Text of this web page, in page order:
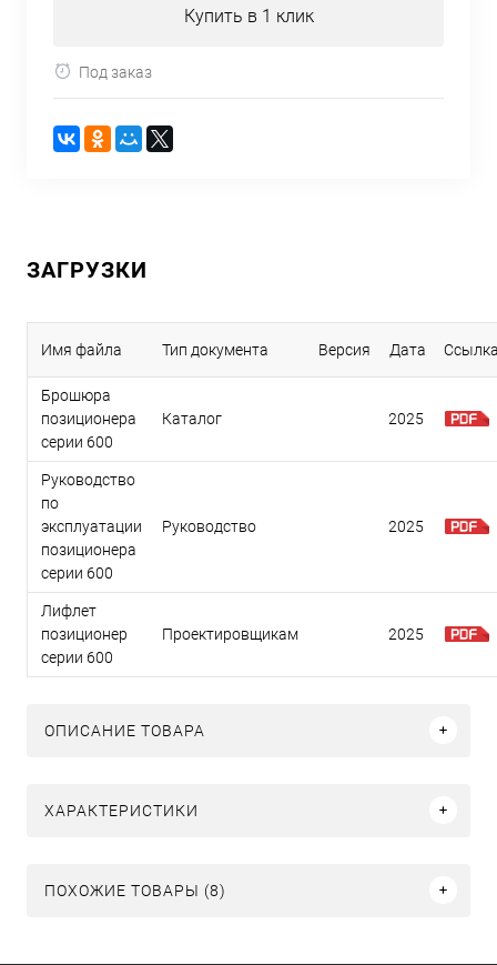
Купить в 1 клик
Под заказ
ЗАГРУЗКИ
Имя файла Тип документа Версия Дата
Брошюра
позиционера
серии 600
Каталог 2025
Руководство
по
эксплуатации
позиционера
серии 600
Руководство 2025
Лифлет
позиционер
серии 600
Проектировщикам 2025
ОПИСАНИЕ ТОВАРА
ХАРАКТЕРИСТИКИ
ПОХОЖИЕ ТОВАРЫ (8)